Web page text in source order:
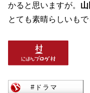
かると思いますが。
とても素晴らしいもで